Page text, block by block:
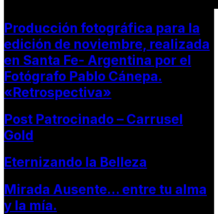
Producción fotográfica para la
edición de noviembre, realizada
en Santa Fe- Argentina por el
Fotógrafo Pablo Cánepa.
«Retrospectiva»
Post Patrocinado – Carrusel
Gold
Eternizando la Belleza
Mirada Ausente… entre tu alma
y la mía.